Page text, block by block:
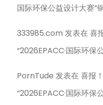
国际环保公益设计大赛”
333985.com 发表在喜
“2026EPACC·国际环保
PornTude 发表在喜报
“2026EPACC·国际环保